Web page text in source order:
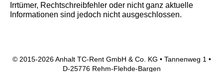
Irrtümer, Rechtschreibfehler oder nicht ganz aktuelle
Informationen sind jedoch nicht ausgeschlossen.
© 2015-2026 Anhalt TC-Rent GmbH & Co. KG • Tannenweg 1 •
D-25776 Rehm-Flehde-Bargen